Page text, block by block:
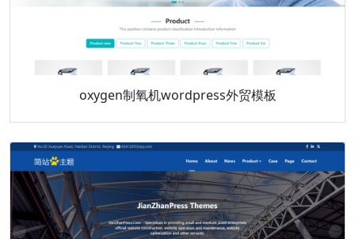
oxygen制氧机wordpress外贸模板